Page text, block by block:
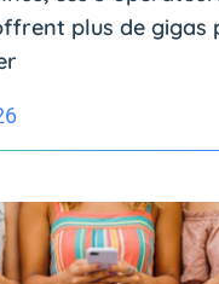
plus de gigas